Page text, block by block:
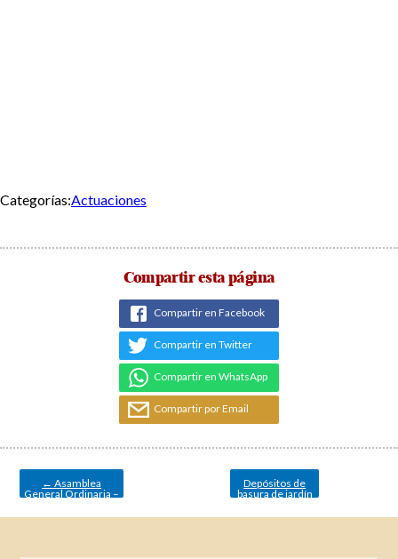
Categorías:Actuaciones
Compartir esta página
Compartir en Facebook
Compartir en Twitter
Compartir en WhatsApp
Compartir por Email
Navegación
entradas
← Asamblea
General Ordinaria –
Depósitos de
basura de jardín